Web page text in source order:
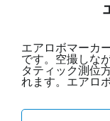
エアロボマーカ
です。空撮しな
タティック測位
れます。エアロ